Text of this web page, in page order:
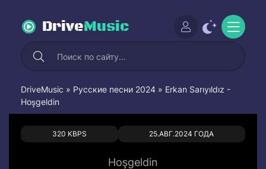
DriveMusic
DriveMusic » Русские песни 2024 » Erkan Sarıyıldız -
Hoşgeldin
320 KBPS 25.АВГ.2024 ГОДА
0 0
Hoşgeldin